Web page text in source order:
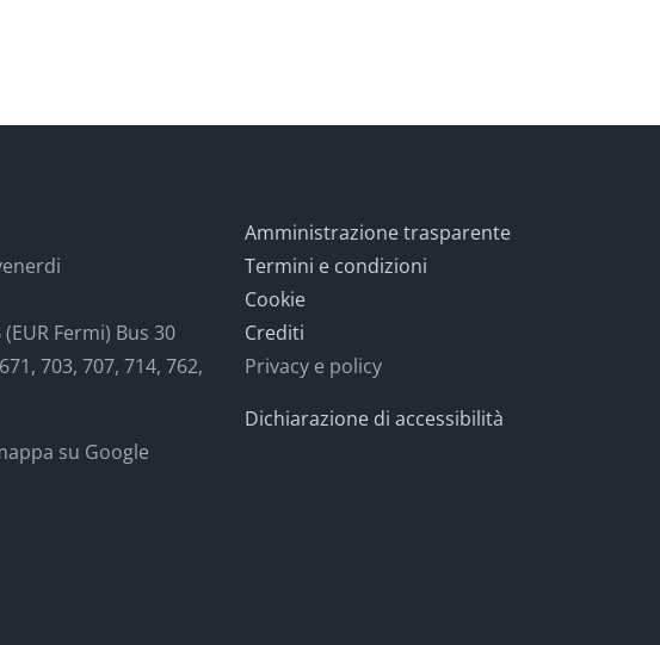
Fermi) Bus 30
703, 707, 714, 762,
su Google
Amministrazione trasparente
Termini e condizioni
Cookie
Crediti
Privacy e policy
Dichiarazione di accessibilità